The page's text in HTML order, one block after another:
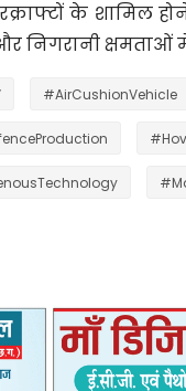
के शामिल
और निगरानी
#AirCushionVehicle